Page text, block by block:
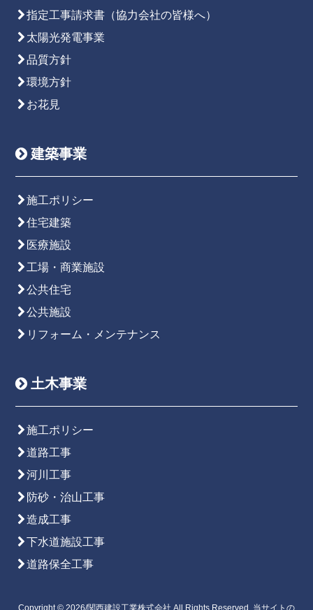
指定工事請求書（協力会社の皆様へ）
太陽光発電事業
品質方針
環境方針
お花見
建築事業
施工ポリシー
住宅建築
医療施設
工場・商業施設
公共住宅
公共施設
リフォーム・メンテナンス
土木事業
施工ポリシー
道路工事
河川工事
防砂・治山工事
造成工事
下水道施設工事
道路保全工事